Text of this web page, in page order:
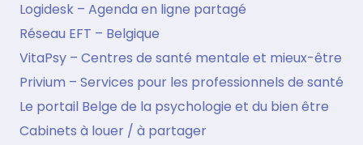
Logidesk – Agenda en ligne partagé
Réseau EFT – Belgique
VitaPsy – Centres de santé mentale et mieux-être
Privium – Services pour les professionnels de santé
Le portail Belge de la psychologie et du bien être
Cabinets à louer / à partager